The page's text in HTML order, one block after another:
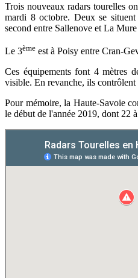
Trois nouveaux radars tourelles
mardi 8 octobre. Deux se
second entre Sallenove et La
Le 3ème est à Poisy entre Cran-
Ces équipements font 4 mètres
visible. En revanche, ils contrôlent
Pour mémoire, la Haute-Savoie
le début de l'année 2019, dont 22